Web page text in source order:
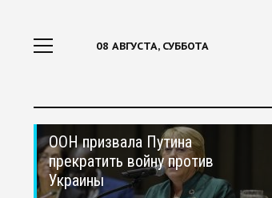
08 АВГУСТА, СУББОТА
ООН призвала Путина
прекратить войну против
Украины